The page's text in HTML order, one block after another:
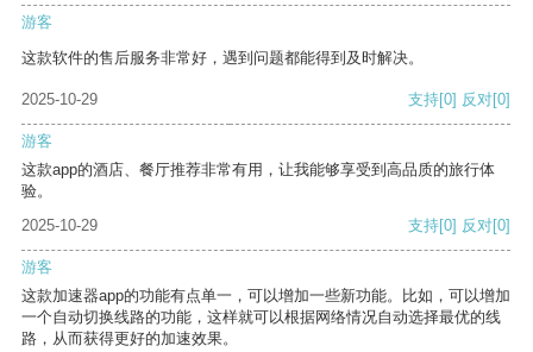
游客
这款软件的售后服务非常好，遇到问题都能得到及时解决。
2025-10-29 支持[0] 反对[0]
游客
这款app的酒店、餐厅推荐非常有用，让我能够享受到高品质的旅行体
验。
2025-10-29
支持[0] 反对[0]
游客
这款加速器app的功能有点单一，可以增加一些新功能。比如，可以增加
一个自动切换线路的功能，这样就可以根据网络情况自动选择最优的线
路，从而获得更好的加速效果。